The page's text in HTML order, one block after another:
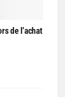
de l’achat